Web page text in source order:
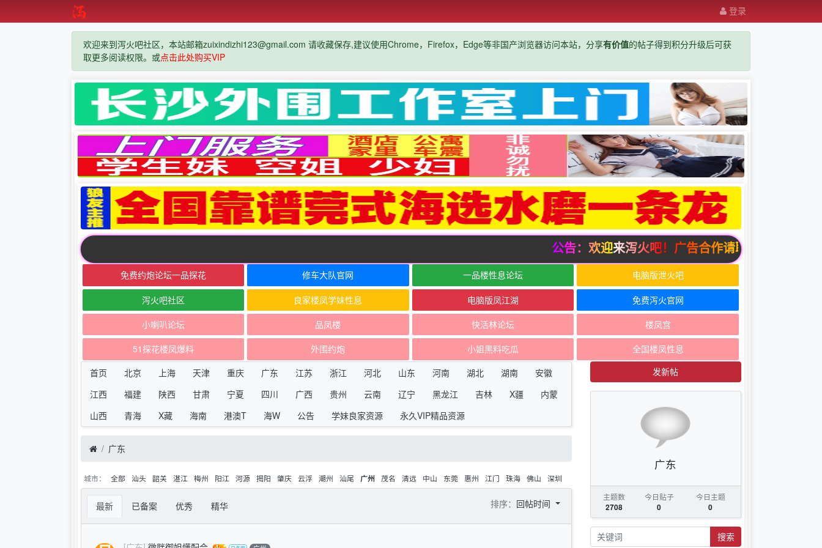
登录
欢迎来到泻火吧社区，本站邮箱zuixindizhi123@gmail.com 请收藏保存,建议使用Chrome，Firefox，Edge等非国产浏览器访问本站，分享有价值的帖子得到积分升级后可获
取更多阅读权限。或点击此处购买VIP
公告：欢迎来泻火吧！广告合作请联系邮箱
免费约炮论坛一品探花 修车大队官网 一品楼性息论坛 电脑版泄火吧
泻火吧社区 良家楼凤学妹性息 电脑版凤江湖 免费泻火官网
小喇叭论坛 品凤楼 快活林论坛 楼凤宫
51探花楼凤爆料 外围约炮 小姐黑料吃瓜
全国楼凤性息
首页
北京 上海 天津 重庆 广东 江苏 浙江 河北 山东 河南 湖北 湖南
安徽
江西
福建 陕西 甘肃 宁夏 四川 广西 贵州 云南 辽宁 黑龙江 吉林 X疆
内蒙
山西
青海 X藏 海南 港澳T 海W 公告 学妹良家资源 永久VIP精品资源
广东
城市： 全部 汕头 韶关 湛江 梅州 阳江 河源 揭阳 肇庆 云浮 潮州 汕尾 广州 茂名 清远 中山 东莞 惠州 江门 珠海 佛山 深圳
最新 已备案 优秀 精华 排序： 回帖时间
发新帖
广东
主题数
2708
今日贴子
0
今日主题
0
搜索